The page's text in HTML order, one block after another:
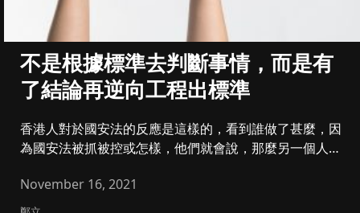
不是根據標準去判斷事情，而是有
了結論再逆向工程出標準
香港人對於國安法的反應是這樣的，看到誰做了甚麼，因
為國安法被抓被控或怎樣，他們就會說，那麼另一個人也
November 16, 2021